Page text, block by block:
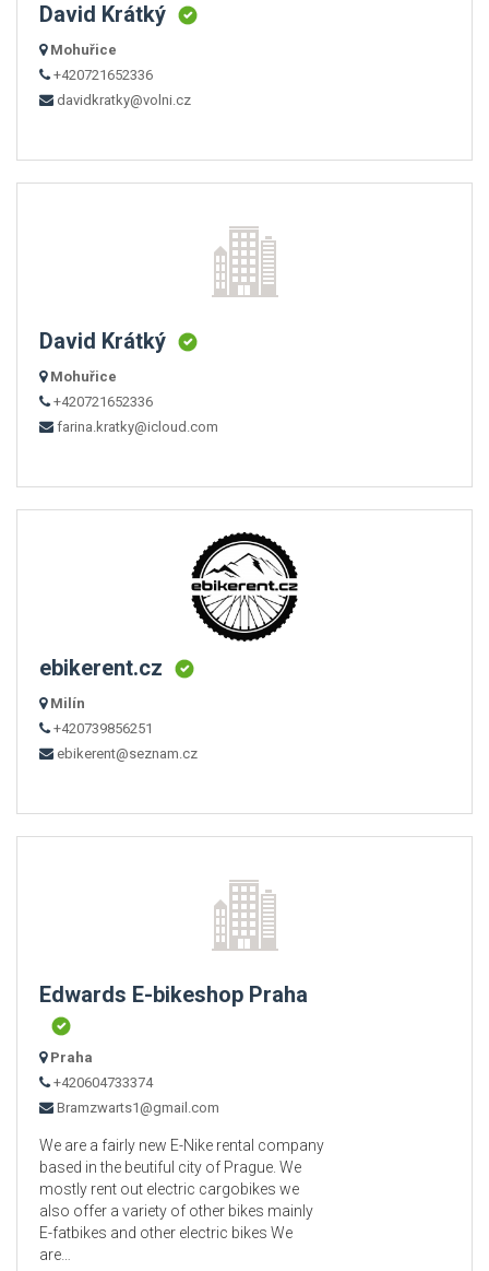
David Krátký
Mohuřice
+420721652336
davidkratky@volni.cz
David Krátký
Mohuřice
+420721652336
farina.kratky@icloud.com
ebikerent.cz
Milín
+420739856251
ebikerent@seznam.cz
Edwards E-bikeshop Praha
Praha
+420604733374
Bramzwarts1@gmail.com
We are a fairly new E-Nike rental company
based in the beutiful city of Prague. We
mostly rent out electric cargobikes we
also offer a variety of other bikes mainly
E-fatbikes and other electric bikes We
are…